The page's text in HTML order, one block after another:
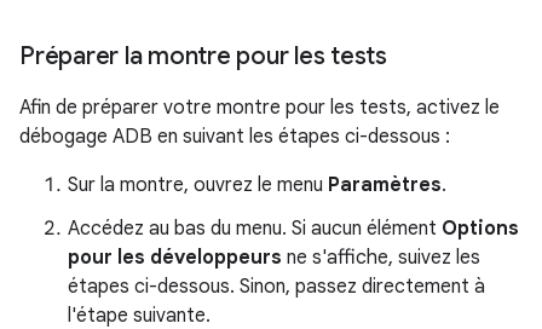
Préparer la montre pour les tests
Afin de préparer votre montre pour les tests, activez le
débogage ADB en suivant les étapes ci-dessous :
Sur la montre, ouvrez le menu Paramètres.
Accédez au bas du menu. Si aucun élément Options
pour les développeurs ne s'affiche, suivez les
étapes ci-dessous. Sinon, passez directement à
l'étape suivante.